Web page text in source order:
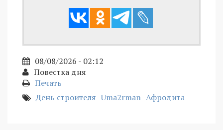
08/08/2026 - 02:12
Повестка дня
Печать
День строителя Uma2rman Афродита